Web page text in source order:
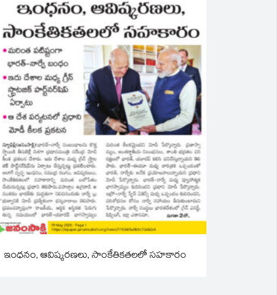
ఇంధనం, ఆవిష్కరణలు, సాంకేతికతలలో సహకారం